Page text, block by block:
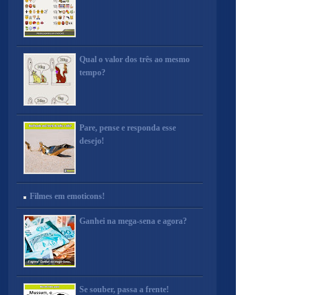
Qual o valor dos três ao mesmo
tempo?
Pare, pense e responda esse
desejo!
Filmes em emoticons!
Ganhei na mega-sena e agora?
Se souber, passa a frente!